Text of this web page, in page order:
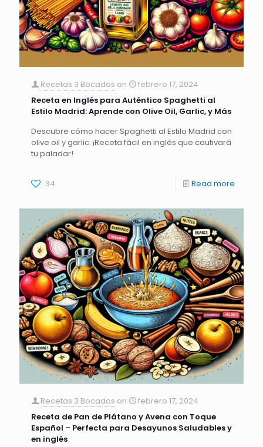
Recetas 3 Bocados on
febrero 17, 2024
Receta en Inglés para Auténtico Spaghetti al
Estilo Madrid: Aprende con Olive Oil, Garlic, y Más
Descubre cómo hacer Spaghetti al Estilo Madrid con
olive oil y garlic. ¡Receta fácil en inglés que cautivará
tu paladar!
34 Read more
Recetas 3 Bocados on
febrero 17, 2024
Receta de Pan de Plátano y Avena con Toque
Español – Perfecta para Desayunos Saludables y
en inglés